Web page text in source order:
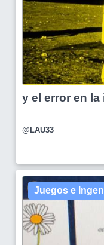
y el error en la
@LAU33
Juegos e